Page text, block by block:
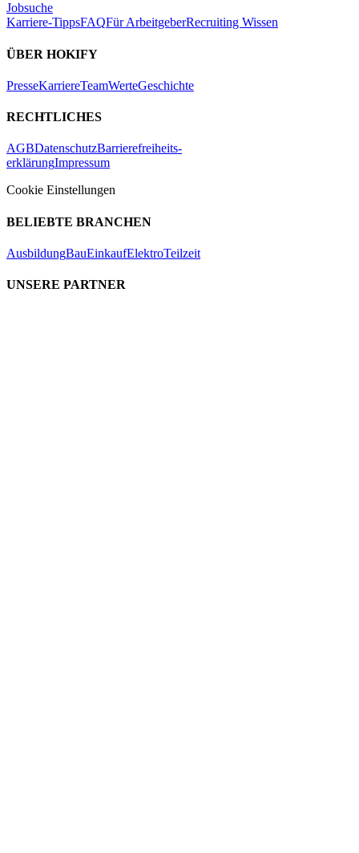
Jobsuche
Karriere-TippsFAQFür ArbeitgeberRecruiting Wissen
ÜBER HOKIFY
PresseKarriereTeamWerteGeschichte
RECHTLICHES
AGBDatenschutzBarrierefreiheits-
erklärungImpressum
Cookie Einstellungen
BELIEBTE BRANCHEN
AusbildungBauEinkaufElektroTeilzeit
UNSERE PARTNER